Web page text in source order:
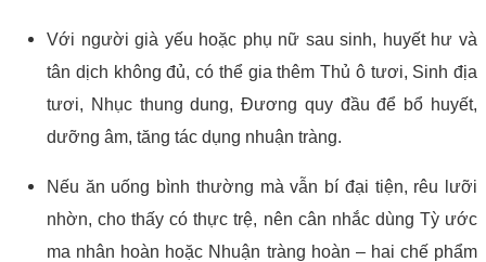
Với người già yếu hoặc phụ nữ sau sinh, huyết hư và
tân dịch không đủ, có thể gia thêm Thủ ô tươi, Sinh địa
tươi, Nhục thung dung, Đương quy đầu để bổ huyết,
dưỡng âm, tăng tác dụng nhuận tràng.
Nếu ăn uống bình thường mà vẫn bí đại tiện, rêu lưỡi
nhờn, cho thấy có thực trệ, nên cân nhắc dùng Tỳ ước
ma nhân hoàn hoặc Nhuận tràng hoàn – hai chế phẩm